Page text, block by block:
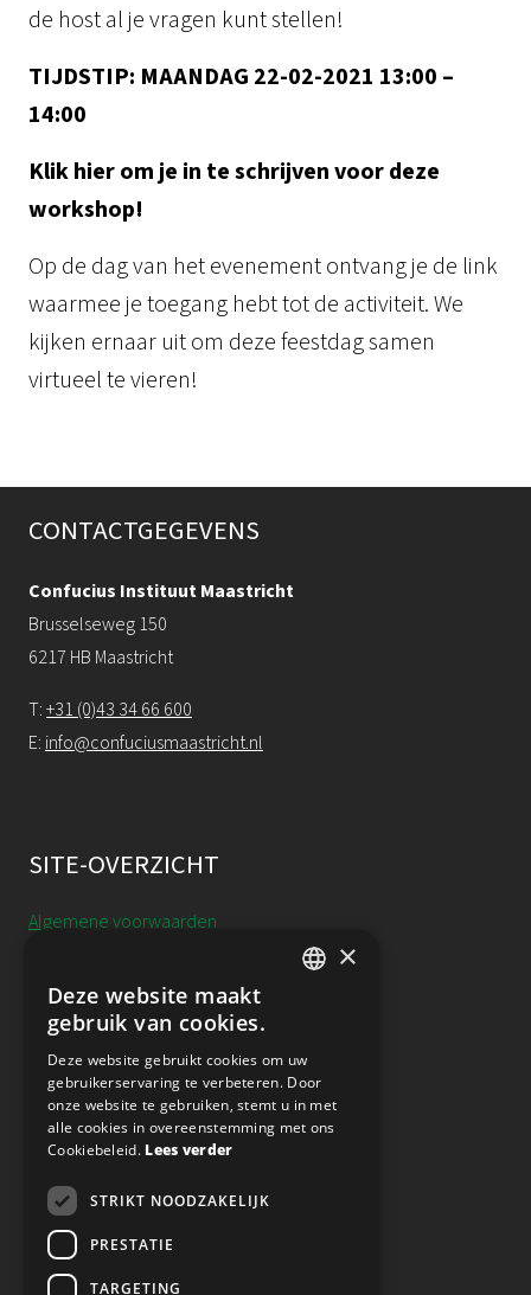
de host al je vragen kunt stellen!
TIJDSTIP: MAANDAG 22-02-2021 13:00 –
14:00
Klik hier om je in te schrijven voor deze
workshop!
Op de dag van het evenement ontvang je de link
waarmee je toegang hebt tot de activiteit. We
kijken ernaar uit om deze feestdag samen
virtueel te vieren!
CONTACTGEGEVENS
Confucius Instituut Maastricht
Brusselseweg 150
6217 HB Maastricht
T:+31 (0)43 34 66 600
E: info@confuciusmaastricht.nl
SITE-OVERZICHT
Algemene voorwaarden
Annulering, uitstel & resitutie
Privacy
Nieuwsbrief
VOLG ONS OP SOCIAL MEDIA
×
Deze website maakt
gebruik van cookies.
Deze website gebruikt cookies om uw
gebruikerservaring te verbeteren. Door
onze website te gebruiken, stemt u in met
alle cookies in overeenstemming met ons
Cookiebeleid. Lees verder
STRIKT NOODZAKELIJK
PRESTATIE
TARGETING